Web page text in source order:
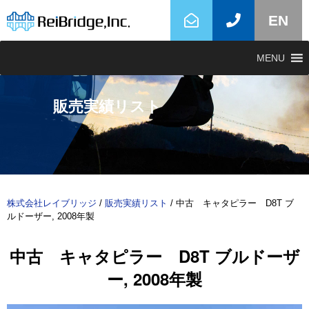
EN
MENU
販売実績リスト
株式会社レイブリッジ / 販売実績リスト / 中古 キャタピラー D8T ブ
ルドーザー, 2008年製
中古 キャタピラー D8T ブルドーザ
ー, 2008年製